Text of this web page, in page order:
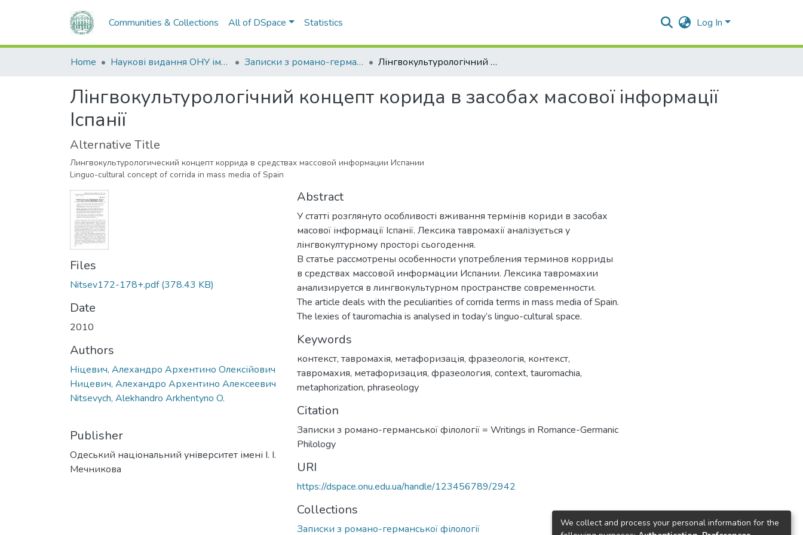
Communities & Collections All of DSpace Statistics Log In
Home Наукові видання ОНУ імені І. І. Мечникова Записки з романо-германської філології Лінгвокультурологічний концепт корида в засобах масової інформації Іспанії
Лінгвокультурологічний концепт корида в засобах масової інформації
Іспанії
Alternative Title
Лингвокультурологический концепт коррида в средствах массовой информации Испании
Linguo-cultural concept of corrida in mass media of Spain
Files
Nitsev172-178+.pdf(378.43 KB)
Date
2010
Authors
Ніцевич, Алехандро Архентино Олексійович
Ницевич, Алехандро Архентино Алексеевич
Nitsevych, Alekhandro Arkhentyno O.
Publisher
Одеський національний університет імені І. І.
Мечникова
Abstract
У статті розглянуто особливості вживання термінів кориди в засобах
масової інформації Іспанії. Лексика тавромахії аналізується у
лінгвокултурному просторі сьогодення.
В статье рассмотрены особенности употребления терминов корриды
в средствах массовой информации Испании. Лексика тавромахии
анализируется в лингвокультурном пространстве современности.
The article deals with the peculiarities of corrida terms in mass media of Spain.
The lexies of tauromachia is analysed in today’s linguo-cultural space.
Keywords
контекст, тавромахія, метафоризація, фразеологія, контекст,
тавромахия, метафоризация, фразеология, context, tauromachia,
metaphorization, phraseology
Citation
Записки з романо-германської філології = Writings in Romance-Germanic
Philology
URI
https://dspace.onu.edu.ua/handle/123456789/2942
Collections
Записки з романо-германської філології
We collect and process your personal information for the